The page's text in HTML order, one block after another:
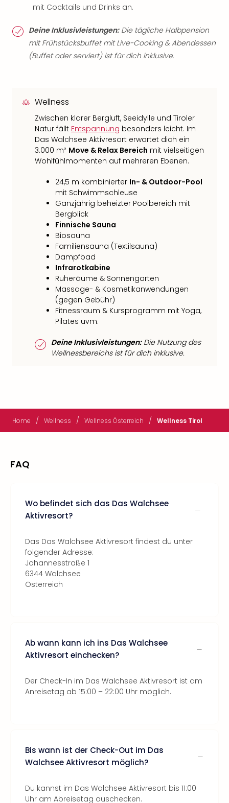
mit Cocktails und Drinks an.
Deine Inklusivleistungen:Die tägliche Halbpension
mit Frühstücksbuffet mit Live-Cooking & Abendessen
(Buffet oder serviert) ist für dich inklusive.
Wellness
Zwischen klarer Bergluft, Seeidylle und Tiroler
Natur fällt Entspannung besonders leicht. Im
Das Walchsee Aktivresort erwartet dich ein
3.000 m² Move & Relax Bereich mit vielseitigen
Wohlfühlmomenten auf mehreren Ebenen.
24,5 m kombinierter In- & Outdoor-Pool
mit Schwimmschleuse
Ganzjährig beheizter Poolbereich mit
Bergblick
Finnische Sauna
Biosauna
Familiensauna (Textilsauna)
Dampfbad
Infrarotkabine
Ruheräume & Sonnengarten
Massage- & Kosmetikanwendungen
(gegen Gebühr)
Fitnessraum & Kursprogramm mit Yoga,
Pilates uvm.
Deine Inklusivleistungen:Die Nutzung des
Wellnessbereichs ist für dich inklusive.
Home / Wellness / Wellness Österreich / Wellness Tirol
FAQ
Wo befindet sich das Das Walchsee
Aktivresort?
Das Das Walchsee Aktivresort findest du unter
folgender Adresse:
Johannesstraße 1
6344 Walchsee
Österreich
Ab wann kann ich ins Das Walchsee
Aktivresort einchecken?
Der Check-In im Das Walchsee Aktivresort ist am
Anreisetag ab 15:00 – 22:00 Uhr möglich.
Bis wann ist der Check-Out im Das
Walchsee Aktivresort möglich?
Du kannst im Das Walchsee Aktivresort bis 11:00
Uhr am Abreisetag auschecken.